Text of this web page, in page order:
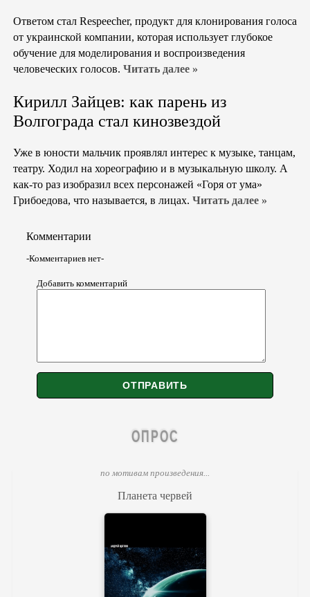
Ответом стал Respeecher, продукт для клонирования голоса
от украинской компании, которая использует глубокое
обучение для моделирования и воспроизведения
человеческих голосов. Читать далее »
Кирилл Зайцев: как парень из
Волгограда стал кинозвездой
Уже в юности мальчик проявлял интерес к музыке, танцам,
театру. Ходил на хореографию и в музыкальную школу. А
как-то раз изобразил всех персонажей «Горя от ума»
Грибоедова, что называется, в лицах. Читать далее »
Комментарии
-Комментариев нет-
Добавить комментарий
ОПРОС
по мотивам произведения...
Планета червей